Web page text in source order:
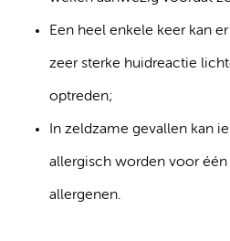
Een heel enkele keer kan
zeer sterke huidreactie
optreden;
In zeldzame gevallen kan
allergisch worden voor
allergenen.